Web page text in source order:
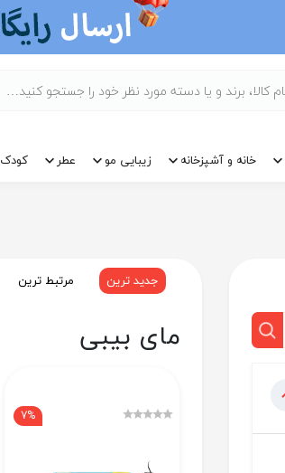
خانه و آشپزخانه زیبایی مو عطر کودک
جدید ترین مرتبط ترین
مای بیبی
7%